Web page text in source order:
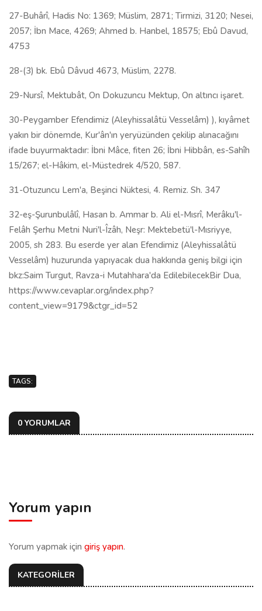
27-Buhârî, Hadis No: 1369; Müslim, 2871; Tirmizi, 3120; Nesei,
2057; İbn Mace, 4269; Ahmed b. Hanbel, 18575; Ebû Davud,
4753
28-(3) bk. Ebû Dâvud 4673, Müslim, 2278.
29-Nursî, Mektubât, On Dokuzuncu Mektup, On altıncı işaret.
30-Peygamber Efendimiz (Aleyhissalâtü Vesselâm) ), kıyâmet
yakın bir dönemde, Kur'ân'ın yeryüzünden çekilip alınacağını
ifade buyurmaktadır: İbni Mâce, fiten 26; İbni Hibbân, es-Sahîh
15/267; el-Hâkim, el-Müstedrek 4/520, 587.
31-Otuzuncu Lem'a, Beşinci Nüktesi, 4. Remiz. Sh. 347
32-eş-Şurunbulâlî, Hasan b. Ammar b. Ali el-Mısrî, Merâku'l-
Felâh Şerhu Metni Nuri'l-Îzâh, Neşr: Mektebetü'l-Mısriyye,
2005, sh 283. Bu eserde yer alan Efendimiz (Aleyhissalâtü
Vesselâm) huzurunda yapıyacak dua hakkında geniş bilgi için
bkz:Saim Turgut, Ravza-i Mutahhara'da EdilebilecekBir Dua,
https://www.cevaplar.org/index.php?
content_view=9179&ctgr_id=52
TAGS:
0 YORUMLAR
Yorum yapın
Yorum yapmak için giriş yapın.
KATEGORİLER